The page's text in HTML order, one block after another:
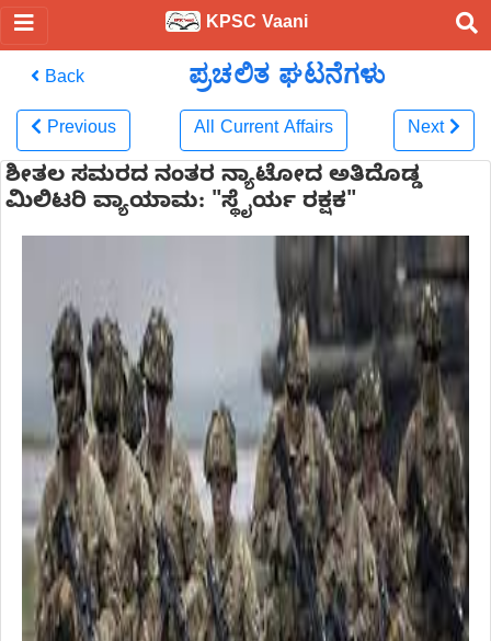
KPSC Vaani
Back ಪ್ರಚಲಿತ ಘಟನೆಗಳು
Previous All Current Affairs Next
ಶೀತಲ ಸಮರದ ನಂತರ ನ್ಯಾಟೋದ ಅತಿದೊಡ್ಡ
ಮಿಲಿಟರಿ ವ್ಯಾಯಾಮ: "ಸ್ಥೈರ್ಯ ರಕ್ಷಕ"